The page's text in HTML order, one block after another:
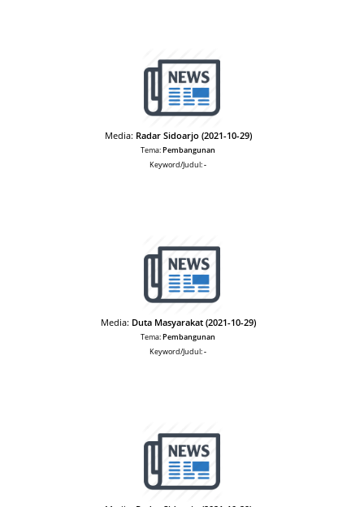
Media: Radar Sidoarjo (2021-10-29)
Tema:Pembangunan
Keyword/Judul:-
Media: Duta Masyarakat (2021-10-29)
Tema:Pembangunan
Keyword/Judul:-